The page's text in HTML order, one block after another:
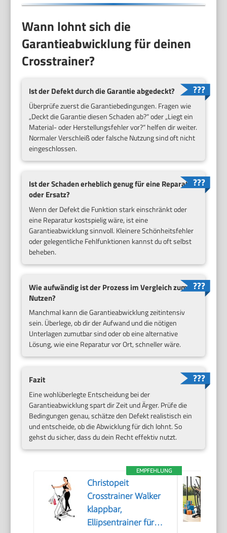
Wann lohnt sich die
Garantieabwicklung für deinen
Crosstrainer?
Ist der Defekt durch die Garantie abgedeckt?
Überprüfe zuerst die Garantiebedingungen. Fragen wie
„Deckt die Garantie diesen Schaden ab?“ oder „Liegt ein
Material- oder Herstellungsfehler vor?“ helfen dir weiter.
Normaler Verschleiß oder falsche Nutzung sind oft nicht
eingeschlossen.
Ist der Schaden erheblich genug für eine Reparatur
oder Ersatz?
Wenn der Defekt die Funktion stark einschränkt oder
eine Reparatur kostspielig wäre, ist eine
Garantieabwicklung sinnvoll. Kleinere Schönheitsfehler
oder gelegentliche Fehlfunktionen kannst du oft selbst
beheben.
Wie aufwändig ist der Prozess im Vergleich zum
Nutzen?
Manchmal kann die Garantieabwicklung zeitintensiv
sein. Überlege, ob dir der Aufwand und die nötigen
Unterlagen zumutbar sind oder ob eine alternative
Lösung, wie eine Reparatur vor Ort, schneller wäre.
Fazit
Eine wohlüberlegte Entscheidung bei der
Garantieabwicklung spart dir Zeit und Ärger. Prüfe die
Bedingungen genau, schätze den Defekt realistisch ein
und entscheide, ob die Abwicklung für dich lohnt. So
gehst du sicher, dass du dein Recht effektiv nutzt.
EMPFEHLUNG
Christopeit
Crosstrainer Walker
klappbar,
Ellipsentrainer für